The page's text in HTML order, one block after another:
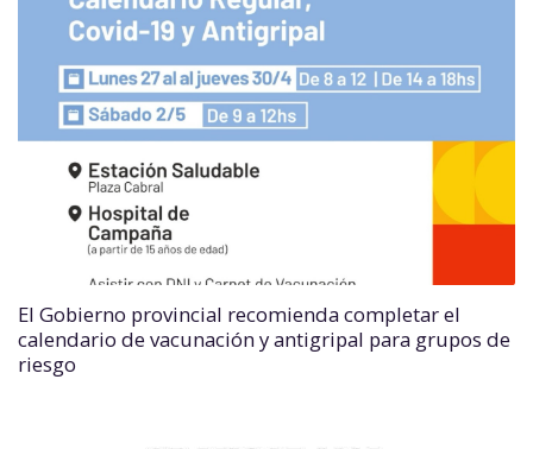
El Gobierno provincial recomienda completar el
calendario de vacunación y antigripal para grupos de
riesgo